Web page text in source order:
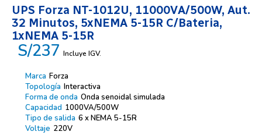
UPS Forza NT-1012U, 11000VA/500W, Aut.
32 Minutos, 5xNEMA 5-15R C/bateria,
1xNEMA 5-15R
Marca Forza
Topología Interactiva
Forma de onda Onda senoidal simulada
Capacidad 1000VA/500W
Tipo de salida 6 x NEMA 5-15R
Voltaje 220V
S/237 Incluye IGV.